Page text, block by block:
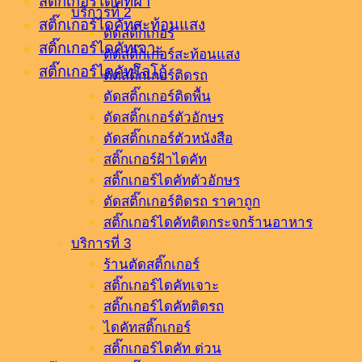
บริการที่ 2
ตัดสติ๊กเกอร์
ตัดสติ๊กเกอร์สะท้อนแสง
ตัดสติ๊กเกอร์ติดรถ
ตัดสติ๊กเกอร์ติดพื้น
ตัดสติ๊กเกอร์ตัวอักษร
ตัดสติ๊กเกอร์ตัวหนังสือ
สติ๊กเกอร์ฝ้าไดคัท
สติ๊กเกอร์ไดคัทตัวอักษร
ตัดสติ๊กเกอร์ติดรถ ราคาถูก
สติ๊กเกอร์ไดคัทติดกระจกร้านอาหาร
บริการที่ 3
ร้านตัดสติ๊กเกอร์
สติ๊กเกอร์ไดคัทเจาะ
สติ๊กเกอร์ไดคัทติดรถ
ไดคัทสติ๊กเกอร์
สติ๊กเกอร์ไดคัท ด่วน
สติ๊กเกอร์ไดคัทสะท้อนแสง
สติ๊กเกอร์ไดคัทเจาะ
สติ๊กเกอร์ไดคัทโลโก้